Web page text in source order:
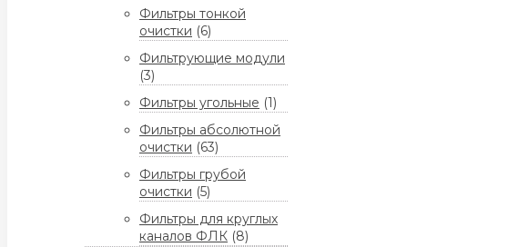
Фильтры тонкой
очистки (6)
Фильтрующие модули
(3)
Фильтры угольные (1)
Фильтры абсолютной
очистки (63)
Фильтры грубой
очистки (5)
Фильтры для круглых
каналов ФЛК (8)